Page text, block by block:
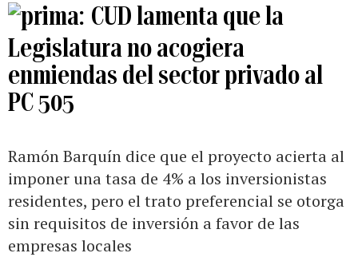
CUD lamenta que la
Legislatura no acogiera
enmiendas del sector privado al
PC 505
Ramón Barquín dice que el proyecto acierta al
imponer una tasa de 4% a los inversionistas
residentes, pero el trato preferencial se otorga
sin requisitos de inversión a favor de las
empresas locales